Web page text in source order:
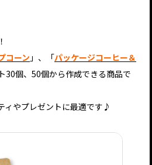
コーン 」、「パッケージコーヒー＆
30個、50個から作成できる商品で
ィやプレゼントに最適です♪